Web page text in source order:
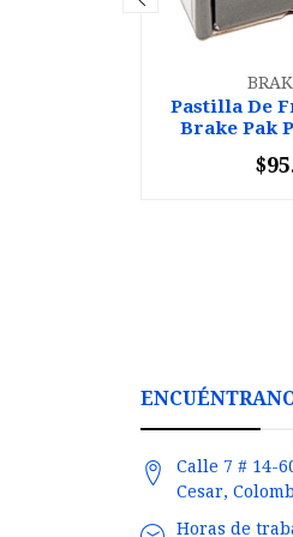
Pastilla De
Brake Pak
Calle 7 # 14-
Cesar,
Horas de